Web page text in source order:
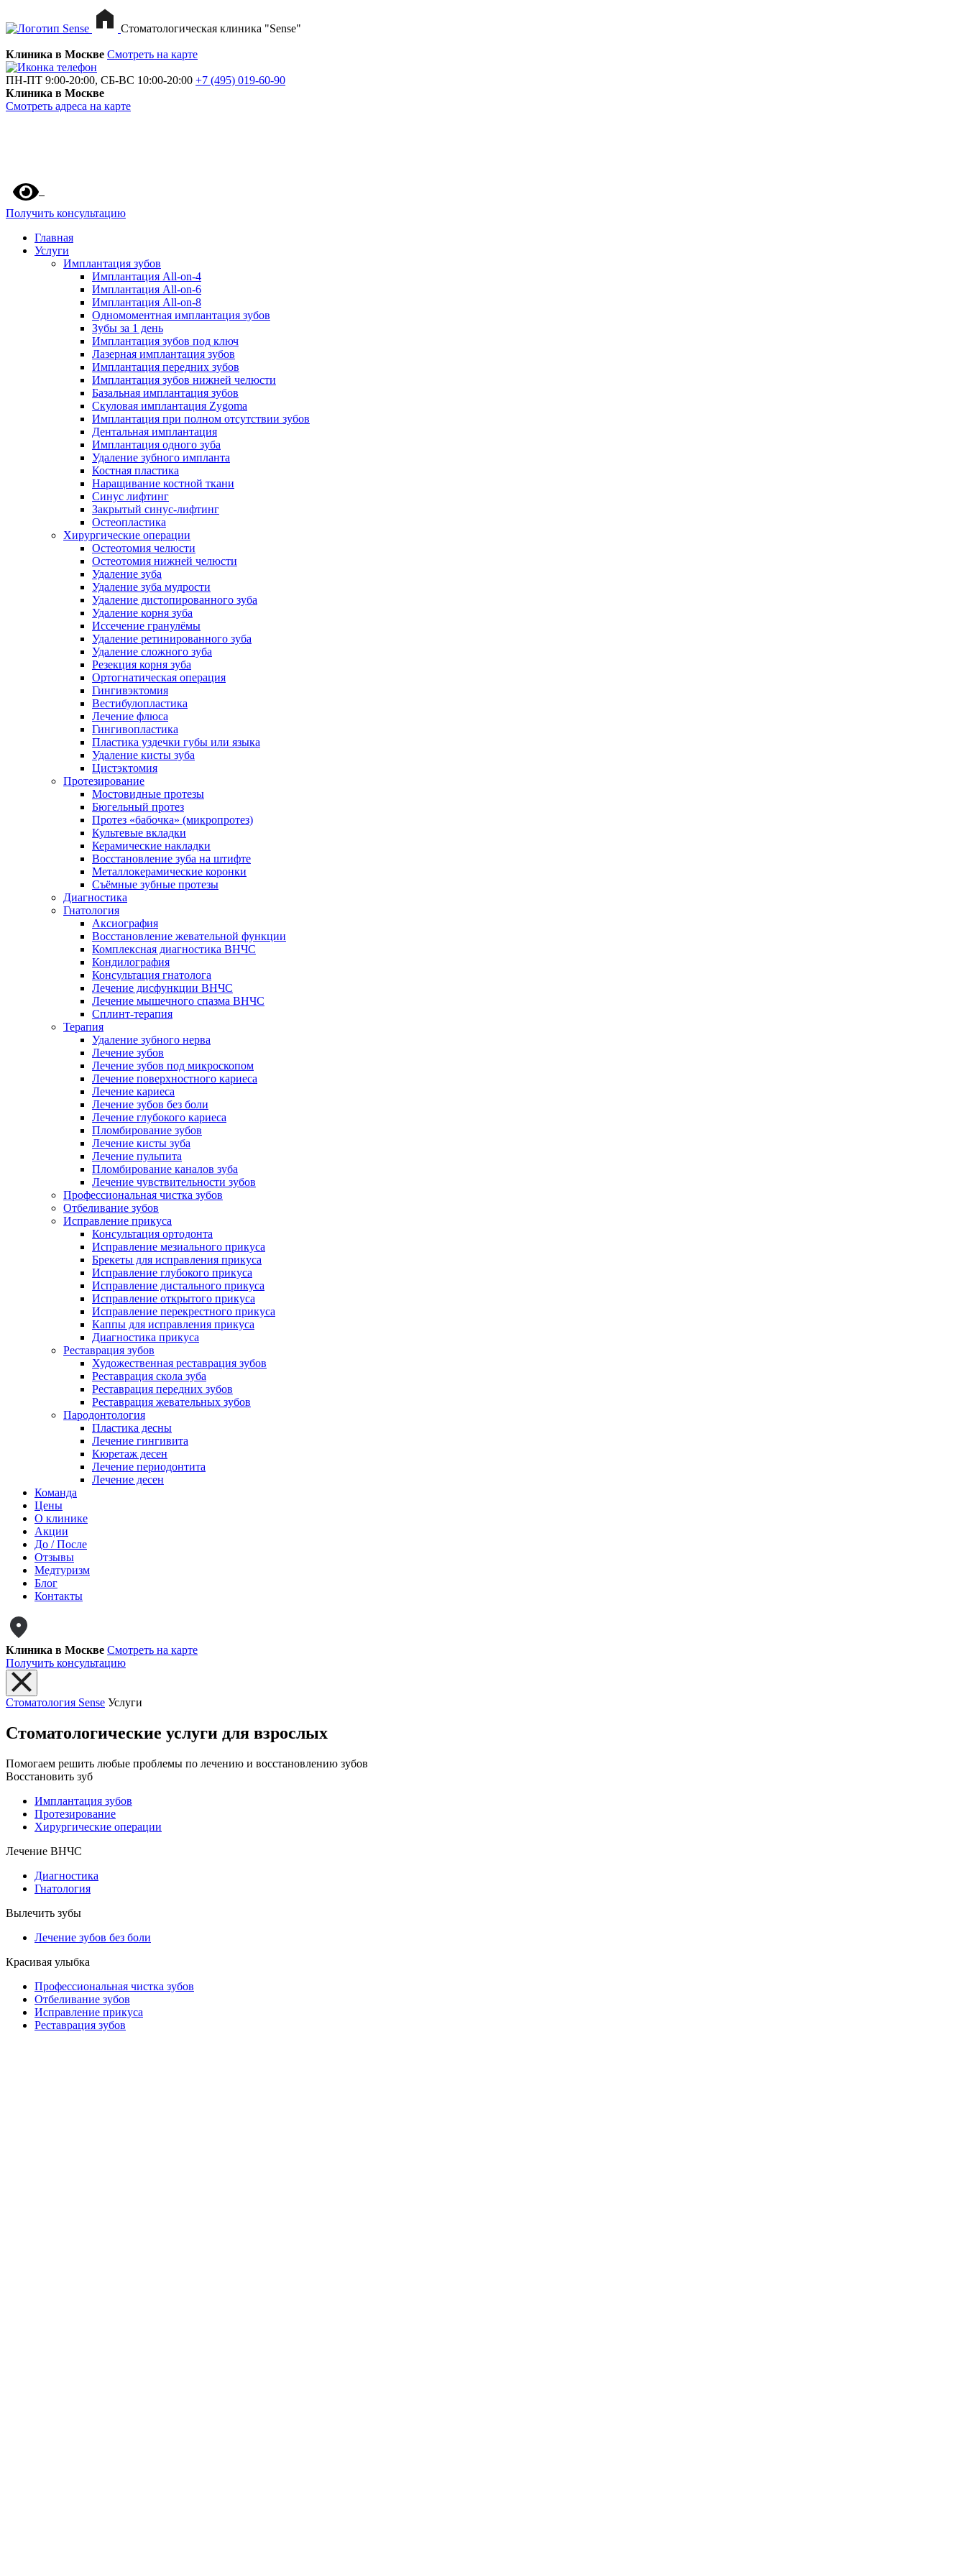
Стоматологическая клиника "Sense"
Клиника в Москве Смотреть на карте
ПН-ПТ 9:00-20:00, СБ-ВС 10:00-20:00 +7 (495) 019-60-90
Клиника в Москве
Смотреть адреса на карте
Получить консультацию
Главная
Услуги
Имплантация зубов
Имплантация All-on-4
Имплантация All-on-6
Имплантация All-on-8
Одномоментная имплантация зубов
Зубы за 1 день
Имплантация зубов под ключ
Лазерная имплантация зубов
Имплантация передних зубов
Имплантация зубов нижней челюсти
Базальная имплантация зубов
Скуловая имплантация Zygoma
Имплантация при полном отсутствии зубов
Дентальная имплантация
Имплантация одного зуба
Удаление зубного импланта
Костная пластика
Наращивание костной ткани
Синус лифтинг
Закрытый синус-лифтинг
Остеопластика
Хирургические операции
Остеотомия челюсти
Остеотомия нижней челюсти
Удаление зуба
Удаление зуба мудрости
Удаление дистопированного зуба
Удаление корня зуба
Иссечение гранулёмы
Удаление ретинированного зуба
Удаление сложного зуба
Резекция корня зуба
Ортогнатическая операция
Гингивэктомия
Вестибулопластика
Лечение флюса
Гингивопластика
Пластика уздечки губы или языка
Удаление кисты зуба
Цистэктомия
Протезирование
Мостовидные протезы
Бюгельный протез
Протез «бабочка» (микропротез)
Культевые вкладки
Керамические накладки
Восстановление зуба на штифте
Металлокерамические коронки
Съёмные зубные протезы
Диагностика
Гнатология
Аксиография
Восстановление жевательной функции
Комплексная диагностика ВНЧС
Кондилография
Консультация гнатолога
Лечение дисфункции ВНЧС
Лечение мышечного спазма ВНЧС
Сплинт-терапия
Терапия
Удаление зубного нерва
Лечение зубов
Лечение зубов под микроскопом
Лечение поверхностного кариеса
Лечение кариеса
Лечение зубов без боли
Лечение глубокого кариеса
Пломбирование зубов
Лечение кисты зуба
Лечение пульпита
Пломбирование каналов зуба
Лечение чувствительности зубов
Профессиональная чистка зубов
Отбеливание зубов
Исправление прикуса
Консультация ортодонта
Исправление мезиального прикуса
Брекеты для исправления прикуса
Исправление глубокого прикуса
Исправление дистального прикуса
Исправление открытого прикуса
Исправление перекрестного прикуса
Каппы для исправления прикуса
Диагностика прикуса
Реставрация зубов
Художественная реставрация зубов
Реставрация скола зуба
Реставрация передних зубов
Реставрация жевательных зубов
Пародонтология
Пластика десны
Лечение гингивита
Кюретаж десен
Лечение периодонтита
Лечение десен
Команда
Цены
О клинике
Акции
До / После
Отзывы
Медтуризм
Блог
Контакты
Клиника в Москве Смотреть на карте
Получить консультацию
Стоматология Sense Услуги
Стоматологические услуги для взрослых
Помогаем решить любые проблемы по лечению и восстановлению зубов
Восстановить зуб
Имплантация зубов
Протезирование
Хирургические операции
Лечение ВНЧС
Диагностика
Гнатология
Вылечить зубы
Лечение зубов без боли
Красивая улыбка
Профессиональная чистка зубов
Отбеливание зубов
Исправление прикуса
Реставрация зубов